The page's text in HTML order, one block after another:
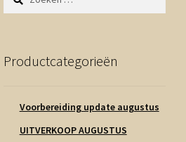
naar:
Productcategorieën
Voorbereiding update augustus
UITVERKOOP AUGUSTUS